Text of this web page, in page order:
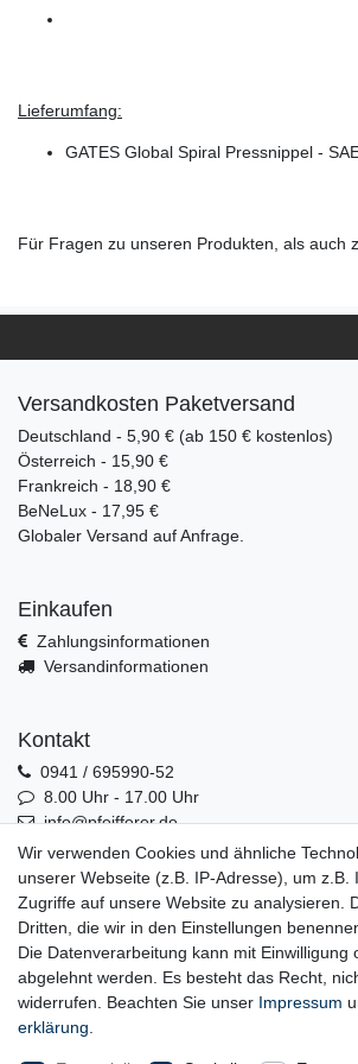
Lieferumfang:
GATES Global Spiral Pressnippel -
Für Fragen zu unseren Produkten, als auch
Versandkosten Paketversand
Deutschland - 5,90 € (ab 150 € kostenlos)
Österreich - 15,90 €
Frankreich - 18,90 €
BeNeLux - 17,95 €
Globaler Versand auf Anfrage.
Einkaufen
Zahlungsinformationen
Versandinformationen
Kontakt
0941 / 695990-52
8.00 Uhr - 17.00 Uhr
info@pfeifferer.de
Kontakt
0941 / 695990-52
Wir verwenden Cookies und ähnliche
unserer Webseite (z.B. IP-Adresse), um
Zugriffe auf unsere Website zu analysieren.
Dritten, die wir in den Einstellungen
Die Datenverarbeitung kann mit
abgelehnt werden. Es besteht das Recht,
widerrufen. Beachten Sie unser Impressum
erklärung